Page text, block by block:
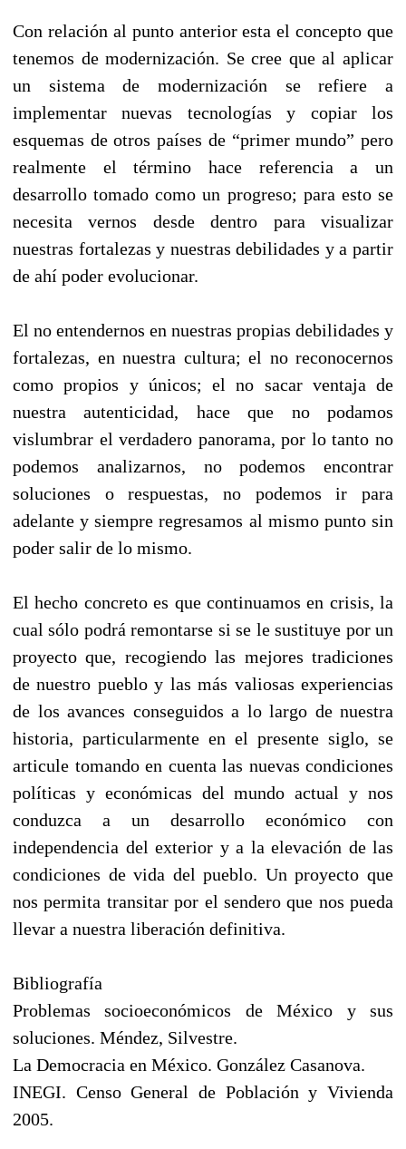
Con relación al punto anterior esta el concepto que
tenemos de modernización. Se cree que al aplicar
un sistema de modernización se refiere a
implementar nuevas tecnologías y copiar los
esquemas de otros países de “primer mundo” pero
realmente el término hace referencia a un
desarrollo tomado como un progreso; para esto se
necesita vernos desde dentro para visualizar
nuestras fortalezas y nuestras debilidades y a partir
de ahí poder evolucionar.
El no entendernos en nuestras propias debilidades y
fortalezas, en nuestra cultura; el no reconocernos
como propios y únicos; el no sacar ventaja de
nuestra autenticidad, hace que no podamos
vislumbrar el verdadero panorama, por lo tanto no
podemos analizarnos, no podemos encontrar
soluciones o respuestas, no podemos ir para
adelante y siempre regresamos al mismo punto sin
poder salir de lo mismo.
El hecho concreto es que continuamos en crisis, la
cual sólo podrá remontarse si se le sustituye por un
proyecto que, recogiendo las mejores tradiciones
de nuestro pueblo y las más valiosas experiencias
de los avances conseguidos a lo largo de nuestra
historia, particularmente en el presente siglo, se
articule tomando en cuenta las nuevas condiciones
políticas y económicas del mundo actual y nos
conduzca a un desarrollo económico con
independencia del exterior y a la elevación de las
condiciones de vida del pueblo. Un proyecto que
nos permita transitar por el sendero que nos pueda
llevar a nuestra liberación definitiva.
Bibliografía
Problemas socioeconómicos de México y sus
soluciones. Méndez, Silvestre.
La Democracia en México. González Casanova.
INEGI. Censo General de Población y Vivienda
2005.